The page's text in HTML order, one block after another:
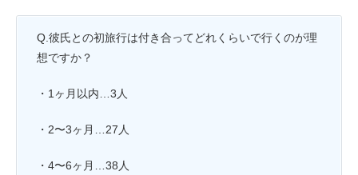
Q.彼氏との初旅行は付き合ってどれくらいで行くのが理
想ですか？
・1ヶ月以内…3人
・2〜3ヶ月…27人
・4〜6ヶ月…38人